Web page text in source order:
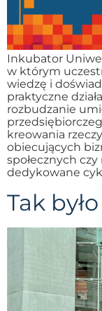
Inkubator
w którym
wiedzę i
praktyczne
rozbudzanie
kreowania
obiecujących
społecznych
dedykowane
Tak